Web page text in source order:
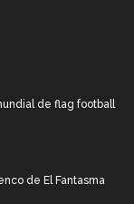
de flag football
de El Fantasma